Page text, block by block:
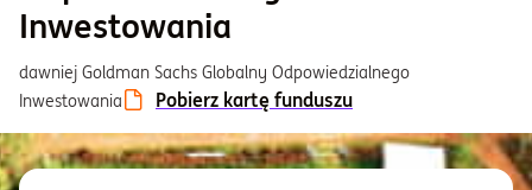
Inwestowania
dawniej Goldman Sachs Globalny Odpowiedzialnego
Inwestowania
Pobierz kartę funduszu